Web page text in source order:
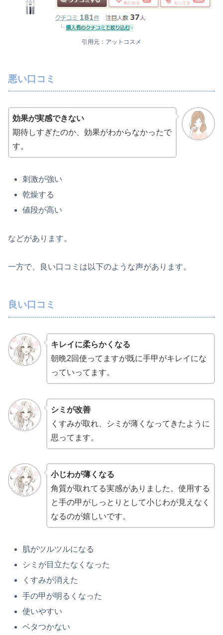
引用元：アットコスメ
悪い口コミ
効果が実感できない
期待しすぎたのか、効果がわからなかったで
す。
刺激が強い
乾燥する
値段が高い
などがあります。
一方で、良い口コミは以下のような声があります。
良い口コミ
キレイに柔らかくなる
朝晩2回使ってますが既に手甲がキレイにな
っていってます。
シミが改善
くすみが取れ、シミが薄くなってきたように
思ってます。
小じわが薄くなる
角質が取れてる実感がありました。使用する
と手の甲がしっとりとして小じわが見えなく
なるのが嬉しいです。
肌がツルツルになる
シミが目立たなくなった
くすみが消えた
手の甲が明るくなった
使いやすい
ベタつかない